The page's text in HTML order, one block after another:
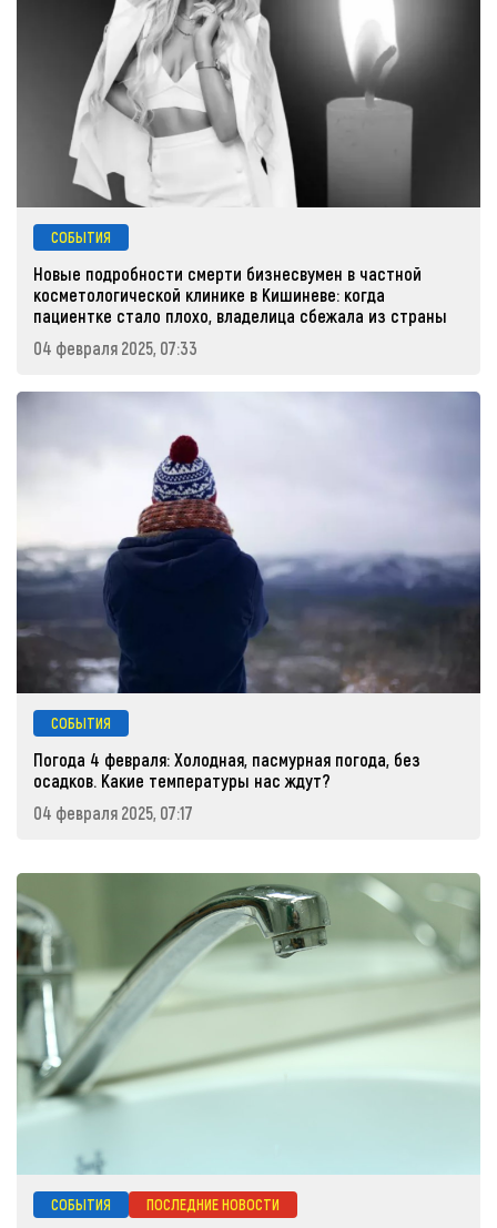
СОБЫТИЯ
Новые подробности смерти бизнесвумен в частной
косметологической клинике в Кишиневе: когда
пациентке стало плохо, владелица сбежала из страны
04 февраля 2025, 07:33
СОБЫТИЯ
Погода 4 февраля: Холодная, пасмурная погода, без
осадков. Какие температуры нас ждут?
04 февраля 2025, 07:17
СОБЫТИЯ ПОСЛЕДНИЕ НОВОСТИ